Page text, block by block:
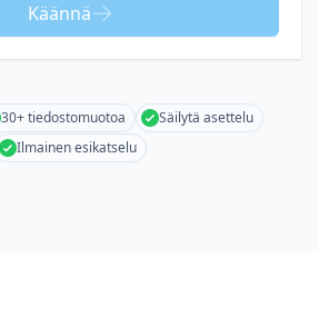
Käännä
30+ tiedostomuotoa
Säilytä asettelu
Ilmainen esikatselu